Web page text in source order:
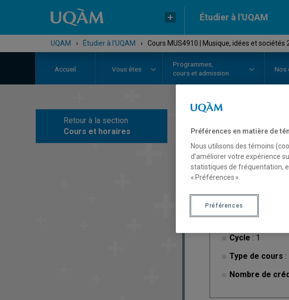
Étudier à l'UQAM
UQAM › Étudier à l'UQAM › Cours MUS4910 | Musique, idées et sociétés
Accueil Vous êtes
Programmes,
cours et admission
Nos
Retour à la section
Cours et horaires
COURS//
Description
Cycle : 1
Type de cours :
Nombre de
Préférences en matière de
Nous utilisons des témoins
d’améliorer votre expérience
statistiques de fréquentation,
« Préférences ».
Préférences